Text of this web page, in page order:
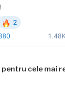
pentru cele mai